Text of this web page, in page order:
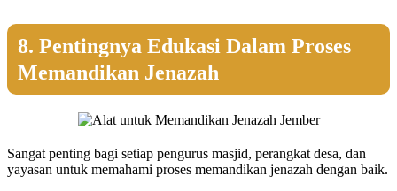
8. Pentingnya Edukasi Dalam Proses
Memandikan Jenazah
Sangat penting bagi setiap pengurus masjid, perangkat desa, dan
yayasan untuk memahami proses memandikan jenazah dengan baik.